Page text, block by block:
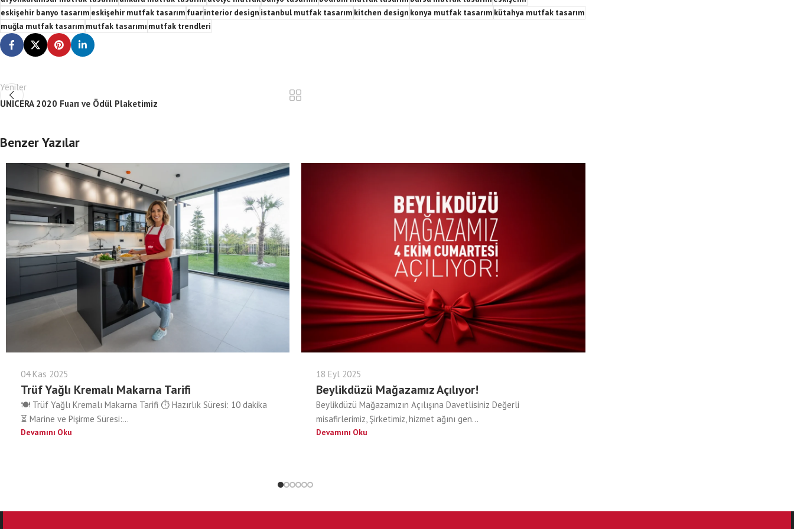
eskişehir banyo tasarımeskişehir mutfak tasarımfuarinterior designistanbul mutfak tasarımkitchen designkonya mutfak tasarımkütahya mutfak tasarım
muğla mutfak tasarımmutfak tasarımımutfak trendleri
Yeniler
UNICERA 2020 Fuarı ve Ödül Plaketimiz
Benzer Yazılar
04 Kas 2025
Trüf Yağlı Kremalı Makarna Tarifi
🍽️ Trüf Yağlı Kremalı Makarna Tarifi ⏱️ Hazırlık Süresi: 10 dakika
⏳ Marine ve Pişirme Süresi:...
Devamını Oku
18 Eyl 2025
Beylikdüzü Mağazamız Açılıyor!
Beylikdüzü Mağazamızın Açılışına Davetlisiniz Değerli
misafirlerimiz, Şirketimiz, hizmet ağını gen...
Devamını Oku